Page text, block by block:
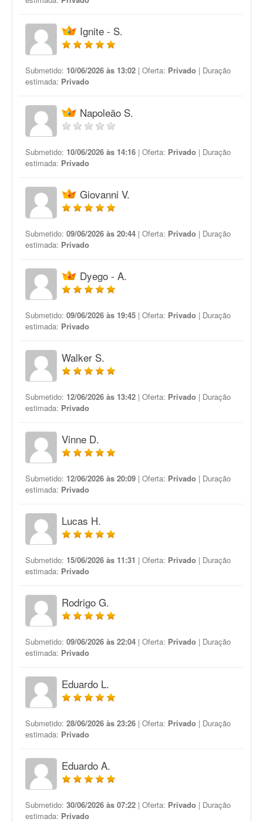
Ignite - S.
Submetido: 10/06/2026 às 13:02 | Oferta: Privado | Duração
estimada: Privado
Napoleão S.
Submetido: 10/06/2026 às 14:16 | Oferta: Privado | Duração
estimada: Privado
Giovanni V.
Submetido: 09/06/2026 às 20:44 | Oferta: Privado | Duração
estimada: Privado
Dyego - A.
Submetido: 09/06/2026 às 19:45 | Oferta: Privado | Duração
estimada: Privado
Walker S.
Submetido: 12/06/2026 às 13:42 | Oferta: Privado | Duração
estimada: Privado
Vinne D.
Submetido: 12/06/2026 às 20:09 | Oferta: Privado | Duração
estimada: Privado
Lucas H.
Submetido: 15/06/2026 às 11:31 | Oferta: Privado | Duração
estimada: Privado
Rodrigo G.
Submetido: 09/06/2026 às 22:04 | Oferta: Privado | Duração
estimada: Privado
Eduardo L.
Submetido: 28/06/2026 às 23:26 | Oferta: Privado | Duração
estimada: Privado
Eduardo A.
Submetido: 30/06/2026 às 07:22 | Oferta: Privado | Duração
estimada: Privado